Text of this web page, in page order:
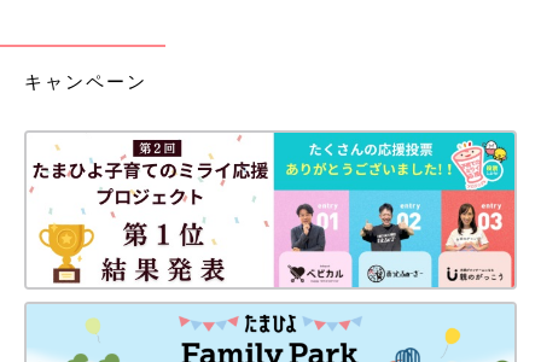
キャンペーン